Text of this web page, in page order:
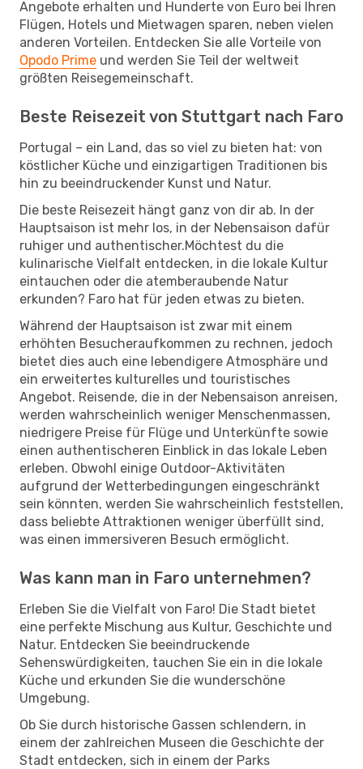
Angebote erhalten und Hunderte von Euro bei Ihren
Flügen, Hotels und Mietwagen sparen, neben vielen
anderen Vorteilen. Entdecken Sie alle Vorteile von
Opodo Prime und werden Sie Teil der weltweit
größten Reisegemeinschaft.
Beste Reisezeit von Stuttgart nach Faro
Portugal – ein Land, das so viel zu bieten hat: von
köstlicher Küche und einzigartigen Traditionen bis
hin zu beeindruckender Kunst und Natur.
Die beste Reisezeit hängt ganz von dir ab. In der
Hauptsaison ist mehr los, in der Nebensaison dafür
ruhiger und authentischer.Möchtest du die
kulinarische Vielfalt entdecken, in die lokale Kultur
eintauchen oder die atemberaubende Natur
erkunden? Faro hat für jeden etwas zu bieten.
Während der Hauptsaison ist zwar mit einem
erhöhten Besucheraufkommen zu rechnen, jedoch
bietet dies auch eine lebendigere Atmosphäre und
ein erweitertes kulturelles und touristisches
Angebot. Reisende, die in der Nebensaison anreisen,
werden wahrscheinlich weniger Menschenmassen,
niedrigere Preise für Flüge und Unterkünfte sowie
einen authentischeren Einblick in das lokale Leben
erleben. Obwohl einige Outdoor-Aktivitäten
aufgrund der Wetterbedingungen eingeschränkt
sein könnten, werden Sie wahrscheinlich feststellen,
dass beliebte Attraktionen weniger überfüllt sind,
was einen immersiveren Besuch ermöglicht.
Was kann man in Faro unternehmen?
Erleben Sie die Vielfalt von Faro! Die Stadt bietet
eine perfekte Mischung aus Kultur, Geschichte und
Natur. Entdecken Sie beeindruckende
Sehenswürdigkeiten, tauchen Sie ein in die lokale
Küche und erkunden Sie die wunderschöne
Umgebung.
Ob Sie durch historische Gassen schlendern, in
einem der zahlreichen Museen die Geschichte der
Stadt entdecken, sich in einem der Parks